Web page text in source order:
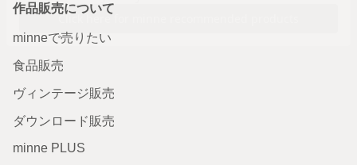
作品販売について
minneで売りたい
食品販売
ヴィンテージ販売
ダウンロード販売
minne PLUS